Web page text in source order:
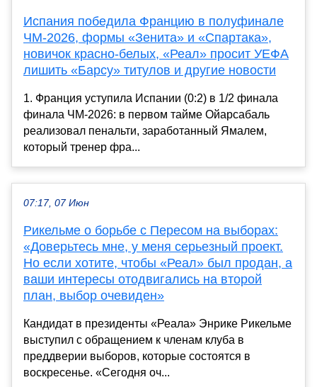
Испания победила Францию в полуфинале
ЧМ-2026, формы «Зенита» и «Спартака»,
новичок красно-белых, «Реал» просит УЕФА
лишить «Барсу» титулов и другие новости
1. Франция уступила Испании (0:2) в 1/2 финала
финала ЧМ-2026: в первом тайме Ойарсабаль
реализовал пенальти, заработанный Ямалем,
который тренер фра...
07:17, 07 Июн
Рикельме о борьбе с Пересом на выборах:
«Доверьтесь мне, у меня серьезный проект.
Но если хотите, чтобы «Реал» был продан, а
ваши интересы отодвигались на второй
план, выбор очевиден»
Кандидат в президенты «Реала» Энрике Рикельме
выступил с обращением к членам клуба в
преддверии выборов, которые состоятся в
воскресенье. «Сегодня оч...